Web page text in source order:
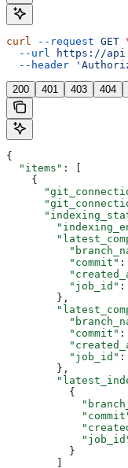
curl --request GET
  --url
https://
  --header
200 401 403 404
{
  "items"
: [
    {
          "commit"
:
          "job_id"
:
        },
          "commit"
:
          "job_id"
:
        },
          {
          }